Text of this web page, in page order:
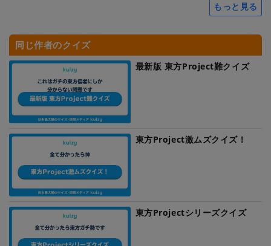
もっと見る
同じ作者のクイズ
最新版 東方Project難クイズ
東方Project激ムズクイズ！
東方Projectシリーズクイズ